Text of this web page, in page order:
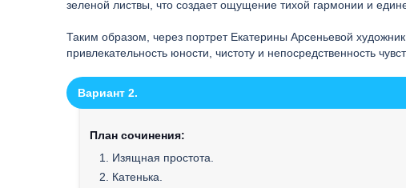
зеленой листвы, что создает ощущение тихой гармонии и
Таким образом, через портрет Екатерины Арсеньевой
привлекательность юности, чистоту и непосредственность
Вариант 2.
План сочинения:
1. Изящная простота.
2. Катенька.